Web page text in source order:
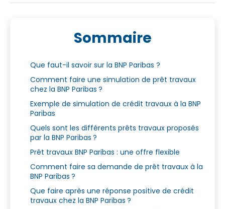
Sommaire
Que faut-il savoir sur la BNP Paribas ?
Comment faire une simulation de prêt travaux
chez la BNP Paribas ?
Exemple de simulation de crédit travaux à la BNP
Paribas
Quels sont les différents prêts travaux proposés
par la BNP Paribas ?
Prêt travaux BNP Paribas : une offre flexible
Comment faire sa demande de prêt travaux à la
BNP Paribas ?
Que faire après une réponse positive de crédit
travaux chez la BNP Paribas ?